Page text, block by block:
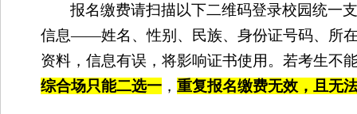
报名缴费请扫描以下二维码登录校园统一
信息——姓名、性别、民族、身份证号码、所
资料，信息有误，将影响证书使用。若考生不
综合场只能二选一 ， 重复报名缴费无效，且无